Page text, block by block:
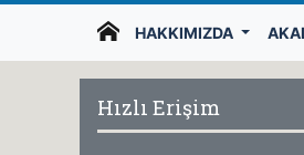
HAKKIMIZDA
Hızlı Erişim